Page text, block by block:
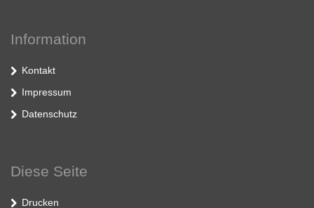
Information
Kontakt
Impressum
Datenschutz
Diese Seite
Drucken